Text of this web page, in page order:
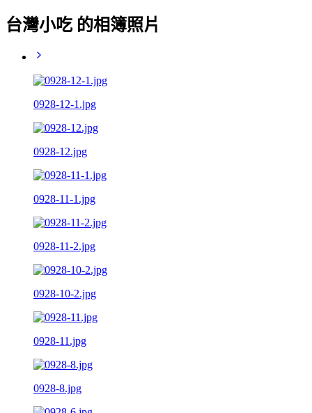
台灣小吃 的相簿照片
0928-12-1.jpg
0928-12.jpg
0928-11-1.jpg
0928-11-2.jpg
0928-10-2.jpg
0928-11.jpg
0928-8.jpg